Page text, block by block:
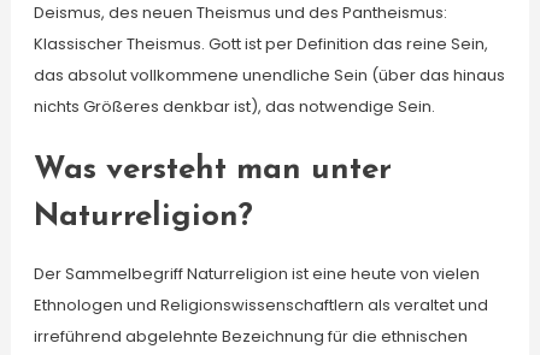
Deismus, des neuen Theismus und des Pantheismus:
Klassischer Theismus. Gott ist per Definition das reine Sein,
das absolut vollkommene unendliche Sein (über das hinaus
nichts Größeres denkbar ist), das notwendige Sein.
Was versteht man unter
Naturreligion?
Der Sammelbegriff Naturreligion ist eine heute von vielen
Ethnologen und Religionswissenschaftlern als veraltet und
irreführend abgelehnte Bezeichnung für die ethnischen